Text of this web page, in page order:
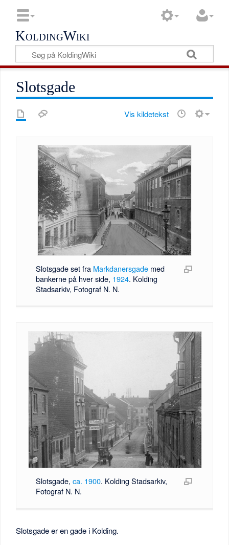
KoldingWiki
Slotsgade
Vis kildetekst
Slotsgade set fra Markdanersgademed
bankerne på hver side, 1924. Kolding
Stadsarkiv, Fotograf N. N.
Slotsgade, ca. 1900. Kolding Stadsarkiv,
Fotograf N. N.
Slotsgade er en gade i Kolding.